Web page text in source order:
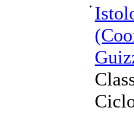
•